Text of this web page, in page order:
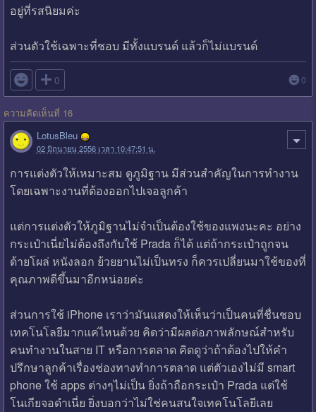
อยู่ที่รสนิยมค่ะ
ส่วนตัวใช้เฉพาะที่ชอบ มีทั้งแบรนด์ แล้วก็ไม่แบรนด์
 0 0
ความคิดเห็นที่ 16
LotusBleu
02 มิถุนายน 2556 เวลา 10:47:51 น.
การแต่งตัวให้เหมาะสม ดูภูมิฐาน มีส่วนสำคัญในการทำงาน
โดยเฉพาะงานที่ต้องออกไปเจอลูกค้า
แต่การแต่งตัวให้ภูมิฐานไม่จำเป็นต้องใช้ของแพงนะคะ อย่าง
กระเป๋าเนี่ยไม่ต้องถึงกับใช้ Prada ก็ได้ แต่ถ้ากระเป๋าถูกจน
ด้ายโผล่ หนังลอก ย้วยยานไม่เป็นทรง ก็ควรเปลี่ยนมาใช้ของที่
คุณภาพดีขึ้นมาอีกหน่อยค่ะ
ส่วนการใช้ iPhone เราว่ามันแสดงให้เห็นว่าเป็นคนที่ชื่นชอบ
เทคโนโลยีมากแค่ไหนด้วย คิดว่ามีผลต่อภาพลักษณ์สำหรับ
คนทำงานในสาย IT หรือการตลาด คิดดูว่าถ้าต้องไปให้คำ
ปรึกษาลูกค้าเรื่องช่องทางทำการตลาด แต่ตัวเองไม่มี smart
phone ใช้ apps ต่างๆไม่เป็น ยิ่งถ้าถือกระเป๋า Prada แต่ใช้
โนเกียจอดำเนี่ย ยิ่งบอกว่าไม่ใช่คนสนใจเทคโนโลยีเลย